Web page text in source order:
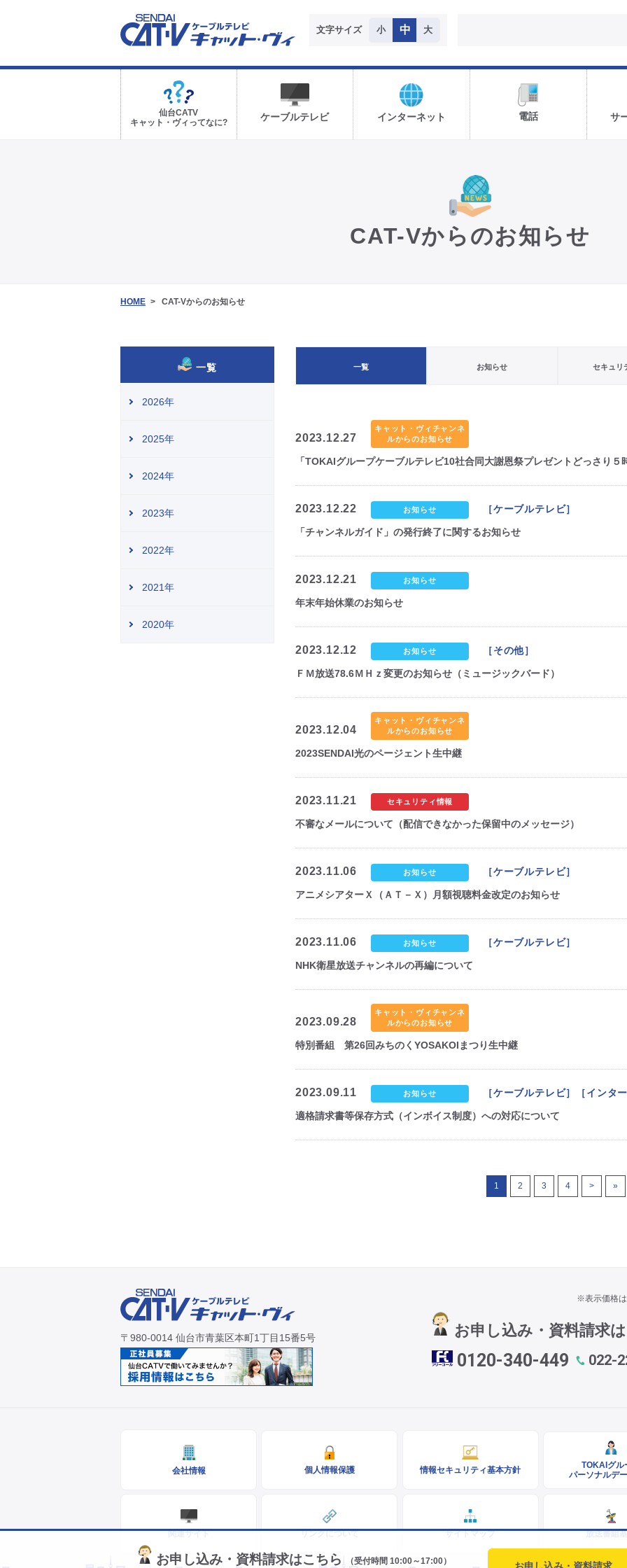
文字サイズ 小 中 大
仙台CATV
キャット・ヴィってなに?
ケーブルテレビ インターネット 電話 サ
CAT-Vからのお知らせ
HOME CAT-Vからのお知らせ
一覧 お知らせ セキュリ
2023.12.27
キャット・ヴィチャンネ
ルからのお知らせ
「TOKAIグループケーブルテレビ10社合同大謝恩祭プレゼントどっさり５
2023.12.22 お知らせ ［ケーブルテレビ］
「チャンネルガイド」の発行終了に関するお知らせ
2023.12.21 お知らせ
年末年始休業のお知らせ
2023.12.12 お知らせ ［その他］
ＦＭ放送78.6ＭＨｚ変更のお知らせ（ミュージックバード）
2023.12.04
キャット・ヴィチャンネ
ルからのお知らせ
2023SENDAI光のページェント生中継
2023.11.21 セキュリティ情報
不審なメールについて（配信できなかった保留中のメッセージ）
2023.11.06 お知らせ ［ケーブルテレビ］
アニメシアターＸ（ＡＴ－Ｘ）月額視聴料金改定のお知らせ
2023.11.06 お知らせ ［ケーブルテレビ］
NHK衛星放送チャンネルの再編について
2023.09.28
キャット・ヴィチャンネ
ルからのお知らせ
特別番組 第26回みちのくYOSAKOIまつり生中継
2023.09.11 お知らせ ［ケーブルテレビ］［インタ
適格請求書等保存方式（インボイス制度）への対応について
1 2 3 4 > »
一覧
2026年
2025年
2024年
2023年
2022年
2021年
2020年
〒980-0014 仙台市青葉区本町1丁目15番5号
※表示価格
お申し込み・資料請求
0120-340-449 022-
会社情報 個人情報保護 情報セキュリティ基本方針
TOKAIグル
パーソナルデ
関連サイト リンクについて サイトマップ 放送番組
お申し込み・資料請求はこちら （受付時間 10:00～17:00）